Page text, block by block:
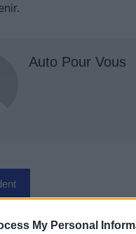
My Personal
Auto Pour Vous